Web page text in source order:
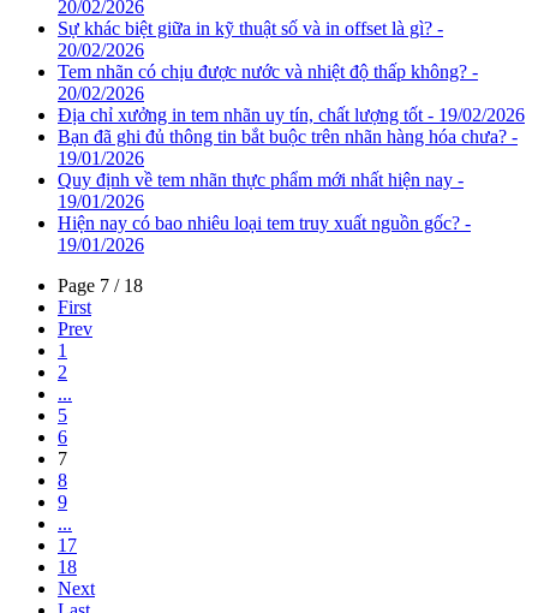
20/02/2026
Sự khác biệt giữa in kỹ thuật số và in offset là gì? -
20/02/2026
Tem nhãn có chịu được nước và nhiệt độ thấp không? -
20/02/2026
Địa chỉ xưởng in tem nhãn uy tín, chất lượng tốt - 19/02/2026
Bạn đã ghi đủ thông tin bắt buộc trên nhãn hàng hóa chưa? -
19/01/2026
Quy định về tem nhãn thực phẩm mới nhất hiện nay -
19/01/2026
Hiện nay có bao nhiêu loại tem truy xuất nguồn gốc? -
19/01/2026
Page 7 / 18
First
Prev
1
2
...
5
6
7
8
9
...
17
18
Next